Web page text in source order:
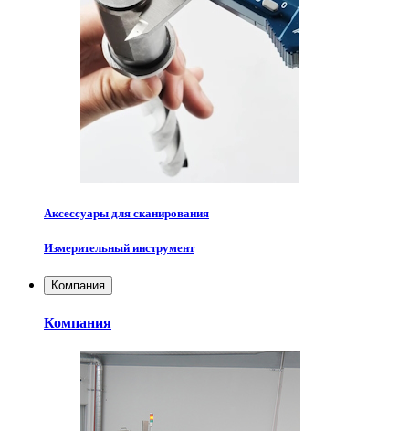
Аксессуары для сканирования
Измерительный инструмент
Компания
Компания